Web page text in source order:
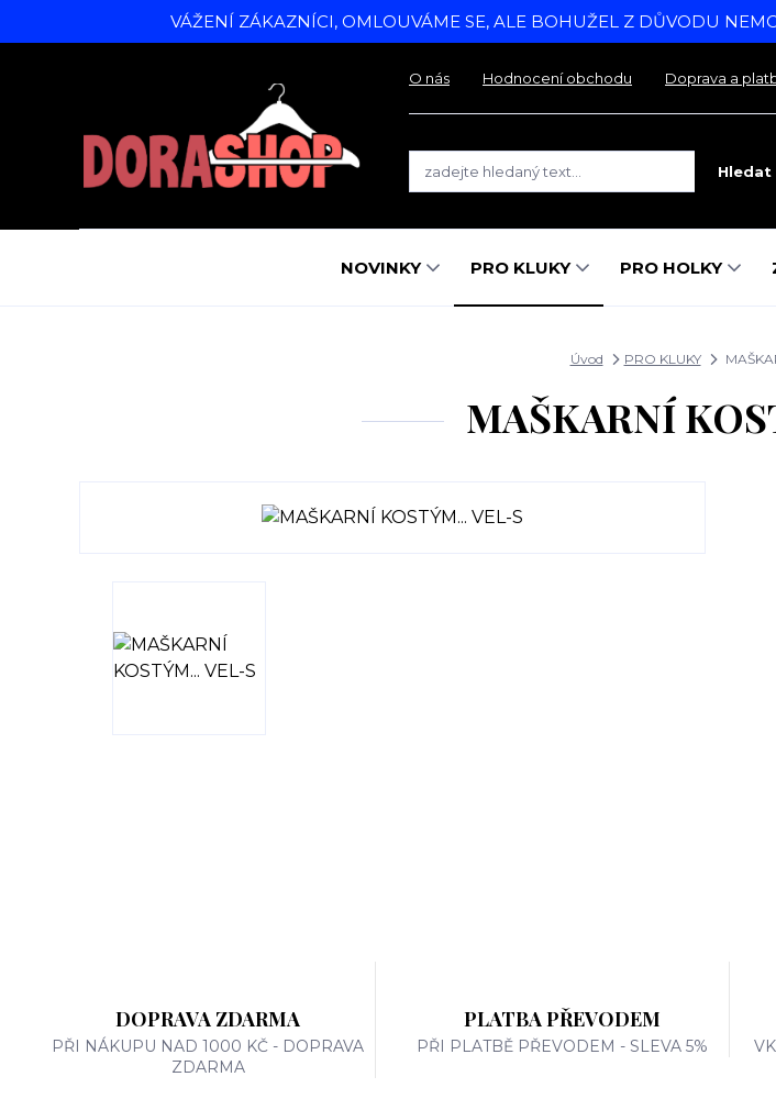
VÁŽENÍ ZÁKAZNÍCI, OMLOUVÁME SE, ALE BOHUŽEL Z DŮVODU
O nás Hodnocení obchodu Doprava a
Hledat
NOVINKY PRO KLUKY PRO HOLKY
Úvod PRO KLUKY
MAŠKARNÍ
DOPRAVA ZDARMA
PŘI NÁKUPU NAD 1000 KČ - DOPRAVA
ZDARMA
PLATBA PŘEVODEM
PŘI PLATBĚ PŘEVODEM - SLEVA 5%